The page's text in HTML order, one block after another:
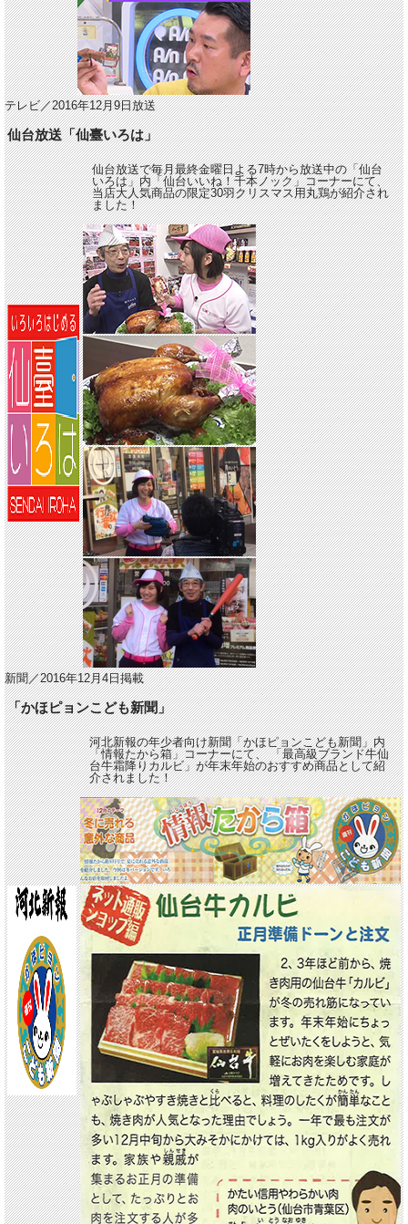
テレビ／2016年12月9日放送
仙台放送「仙臺いろは」
仙台放送で毎月最終金曜日よる7時から放送中の「仙台
いろは」内「仙台いいね！千本ノック」コーナーにて、
当店大人気商品の限定30羽クリスマス用丸鶏が紹介され
ました！
新聞／2016年12月4日掲載
「かほピョンこども新聞」
河北新報の年少者向け新聞「かほピョンこども新聞」内
「情報たから箱」コーナーにて、 「最高級ブランド牛仙
台牛霜降りカルビ」が年末年始のおすすめ商品として紹
介されました！